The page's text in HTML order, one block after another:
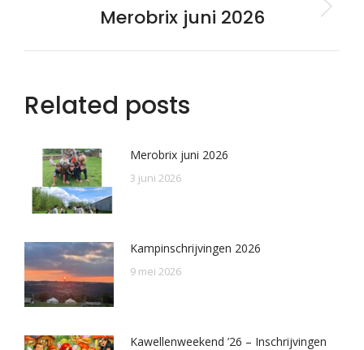
Next
Merobrix juni 2026
Related posts
Merobrix juni 2026
3 juni 2026
Kampinschrijvingen 2026
9 mei 2026
Kawellenweekend ’26 – Inschrijvingen